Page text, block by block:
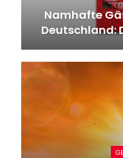
Namhafte
Deutschland: